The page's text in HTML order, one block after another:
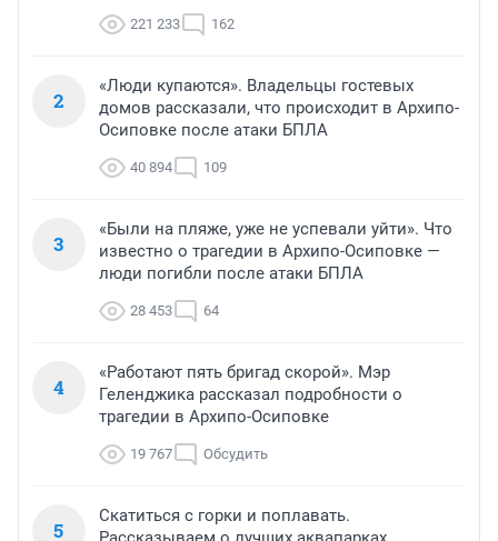
221 233 162
2
«Люди купаются». Владельцы гостевых
домов рассказали, что происходит в Архипо-
Осиповке после атаки БПЛА
40 894 109
3
«Были на пляже, уже не успевали уйти». Что
известно о трагедии в Архипо-Осиповке —
люди погибли после атаки БПЛА
28 453 64
4
«Работают пять бригад скорой». Мэр
Геленджика рассказал подробности о
трагедии в Архипо-Осиповке
19 767 Обсудить
5
Скатиться с горки и поплавать.